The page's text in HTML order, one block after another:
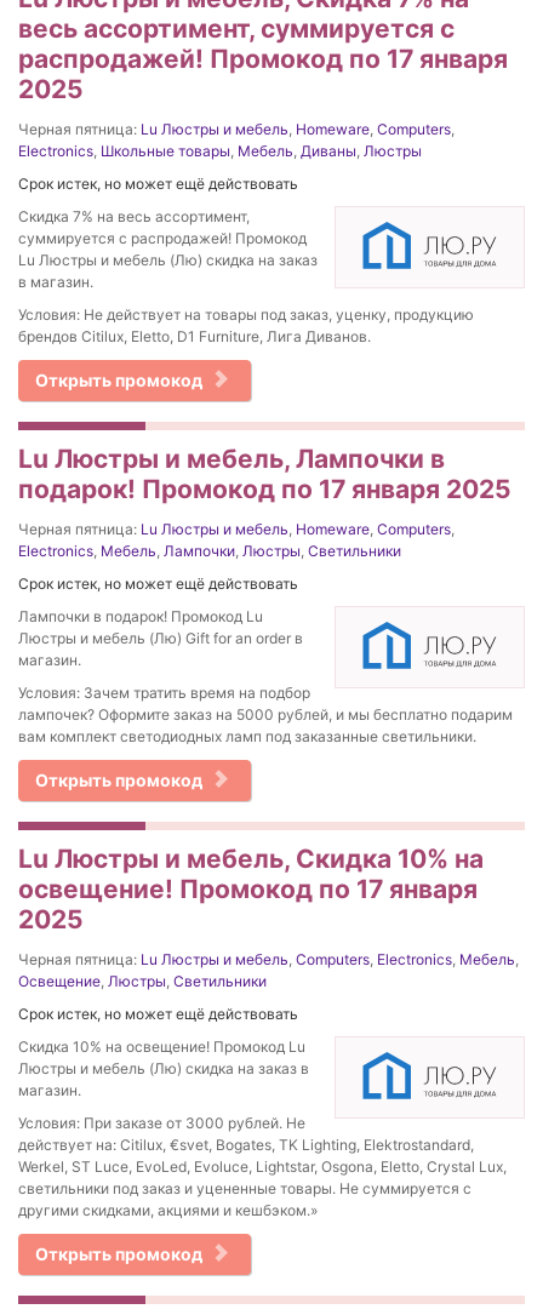
весь ассортимент, суммируется с
распродажей! Промокод по 17 января
2025
Черная пятница: Lu Люстры и мебель Homeware Computers
Electronics Школьные товары Мебель Диваны Люстры
Срок истек, но может ещё действовать
Скидка 7% на весь ассортимент,
суммируется с распродажей! Промокод
Lu Люстры и мебель (Лю) скидка на заказ
в магазин.
Условия: Не действует на товары под заказ, уценку, продукцию
брендов Citilux, Eletto, D1 Furniture, Лига Диванов.
Открыть промокод
Lu Люстры и мебель, Лампочки в
подарок! Промокод по 17 января 2025
Черная пятница: Lu Люстры и мебель Homeware Computers
Electronics Мебель Лампочки Люстры Светильники
Срок истек, но может ещё действовать
Лампочки в подарок! Промокод Lu
Люстры и мебель (Лю) Gift for an order в
магазин.
Условия: Зачем тратить время на подбор
лампочек? Оформите заказ на 5000 рублей, и мы бесплатно подарим
вам комплект светодиодных ламп под заказанные светильники.
Открыть промокод
Lu Люстры и мебель, Скидка 10% на
освещение! Промокод по 17 января
2025
Черная пятница: Lu Люстры и мебель Computers Electronics Мебель
Освещение Люстры Светильники
Срок истек, но может ещё действовать
Скидка 10% на освещение! Промокод Lu
Люстры и мебель (Лю) скидка на заказ в
магазин.
Условия: При заказе от 3000 рублей. Не
действует на: Citilux, €svet, Bogates, TK Lighting, Elektrostandard,
Werkel, ST Luce, EvoLed, Evoluce, Lightstar, Osgona, Eletto, Crystal Lux,
светильники под заказ и уцененные товары. Не суммируется с
другими скидками, акциями и кешбэком.»
Открыть промокод